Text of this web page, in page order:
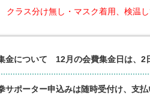
ス分け無し・マスク着用、検温し
金について 12月の会費集金日は、2
サポーター申込みは随時受付け、支